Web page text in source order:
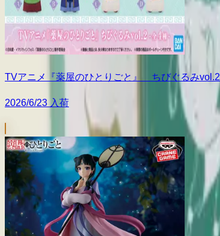
TVアニメ『薬屋のひとりごと』 ちびぐるみvol.2
2026/6/23 入荷